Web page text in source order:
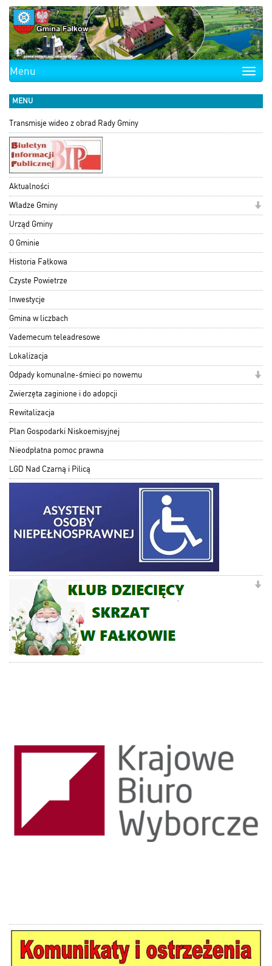
Toggle
Menu
MENU
Transmisje wideo z obrad Rady Gminy
Aktualności
Władze Gminy
Urząd Gminy
O Gminie
Historia Fałkowa
Czyste Powietrze
Inwestycje
Gmina w liczbach
Vademecum teleadresowe
Lokalizacja
Odpady komunalne-śmieci po nowemu
Zwierzęta zaginione i do adopcji
Rewitalizacja
Plan Gospodarki Niskoemisyjnej
Nieodpłatna pomoc prawna
LGD Nad Czarną i Pilicą